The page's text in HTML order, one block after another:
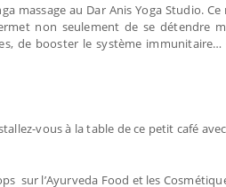
massage au Dar Anis Yoga Studio.
non seulement de se détendre
de booster le système
vous à la table de ce petit café
sur l’Ayurveda Food et les